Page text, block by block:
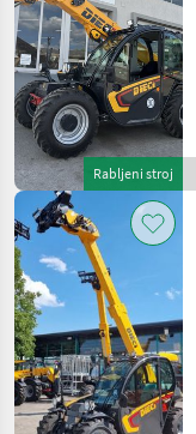
Rabljeni stroj